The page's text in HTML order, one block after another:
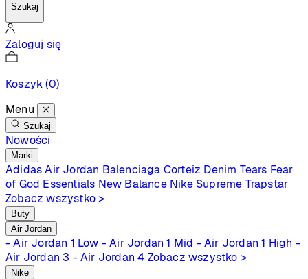
Szukaj
Zaloguj się
Koszyk(0)
Menu
Szukaj
Nowości
Marki
Adidas Air Jordan Balenciaga Corteiz Denim Tears Fear
of God Essentials New Balance Nike Supreme Trapstar
Zobacz wszystko >
Buty
Air Jordan
- Air Jordan 1 Low - Air Jordan 1 Mid - Air Jordan 1 High -
Air Jordan 3 - Air Jordan 4 Zobacz wszystko >
Nike